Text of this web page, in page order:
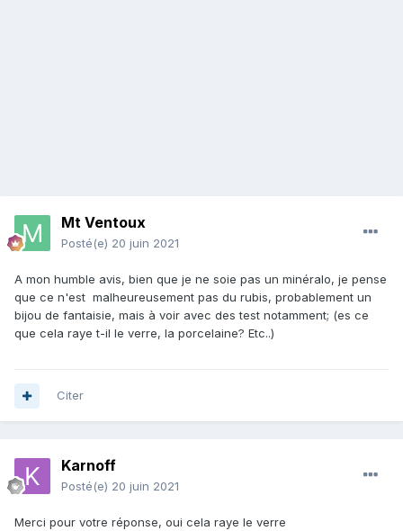
Mt Ventoux
Posté(e) 20 juin 2021
A mon humble avis, bien que je ne soie pas un minéralo, je pense
que ce n'est malheureusement pas du rubis, probablement un
bijou de fantaisie, mais à voir avec des test notamment; (es ce
que cela raye t-il le verre, la porcelaine? Etc..)
Citer
Karnoff
Posté(e) 20 juin 2021
Merci pour votre réponse, oui cela raye le verre